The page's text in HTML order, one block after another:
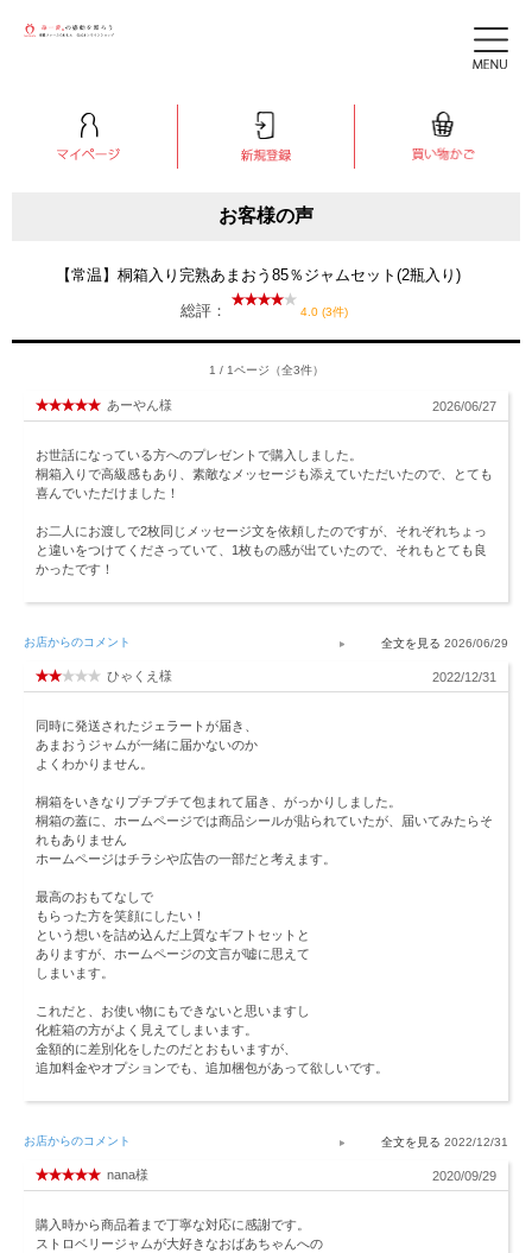
お客様の声
【常温】桐箱入り完熟あまおう85％ジャムセット(2瓶入り)
総評：
4.0 (3件)
1 / 1ページ（全3件）
あーやん様 2026/06/27
お世話になっている方へのプレゼントで購入しました。
桐箱入りで高級感もあり、素敵なメッセージも添えていただいたので、とても
喜んでいただけました！
お二人にお渡しで2枚同じメッセージ文を依頼したのですが、それぞれちょっ
と違いをつけてくださっていて、1枚もの感が出ていたので、それもとても良
かったです！
お店からのコメント 2026/06/29
ひゃくえ様 2022/12/31
同時に発送されたジェラートが届き、
あまおうジャムが一緒に届かないのか
よくわかりません。
桐箱をいきなりプチプチて包まれて届き、がっかりしました。
桐箱の蓋に、ホームページでは商品シールが貼られていたが、届いてみたらそ
れもありません
ホームページはチラシや広告の一部だと考えます。
最高のおもてなしで
もらった方を笑顔にしたい！
という想いを詰め込んだ上質なギフトセットと
ありますが、ホームページの文言が嘘に思えて
しまいます。
これだと、お使い物にもできないと思いますし
化粧箱の方がよく見えてしまいます。
金額的に差別化をしたのだとおもいますが、
追加料金やオプションでも、追加梱包があって欲しいです。
お店からのコメント 2022/12/31
nana様 2020/09/29
購入時から商品着まで丁寧な対応に感謝です。
ストロベリージャムが大好きなおばあちゃんへの